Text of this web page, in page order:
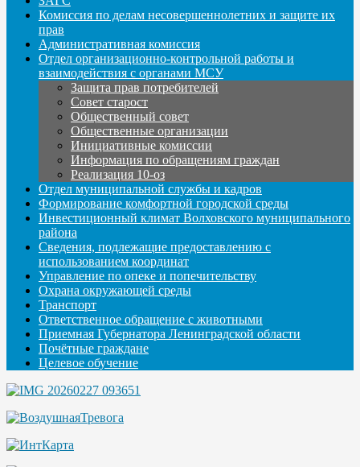
Комиссия по делам несовершеннолетних и защите их
прав
Административная комиссия
Отдел организационно-контрольной работы и
взаимодействия с органами МСУ
Защита прав потребителей
Совет старост
Общественный совет
Общественные организации
Инициативные комиссии
Информация по обращениям граждан
Реализация 10-оз
Отдел муниципальной службы и кадров
Формирование комфортной городской среды
Инвестиционный климат Волховского муниципального
района
Сведения, подлежащие предоставлению с
использованием координат
Управление по опеке и попечительству
Охрана окружающей среды
Транспорт
Ответственное обращение с животными
Приемная Губернатора Ленинградской области
Почётные граждане
Целевое обучение